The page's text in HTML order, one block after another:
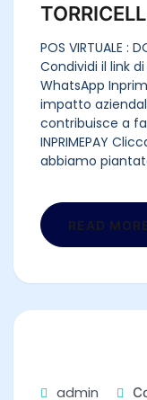
POS VIRTUALE :
Condividi il link
WhatsApp
impatto
contribuisce a
INPRIMEPAY
abbiamo
READ
admin